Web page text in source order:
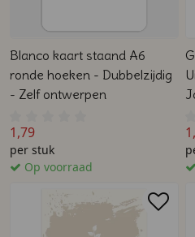
Blanco kaart staand A6
ronde hoeken - Dubbelzijdig
- Zelf ontwerpen
1,79
per stuk
Op voorraad